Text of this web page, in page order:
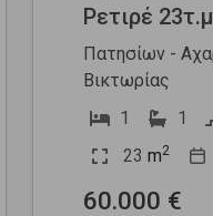
Ρετιρέ
Πατησίων -
Βικτωρίας
1
1
23 m2
60.000 €